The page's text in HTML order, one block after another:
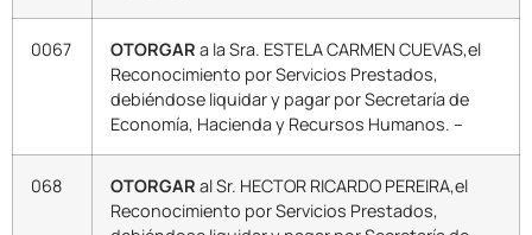
0067 OTORGAR a la Sra. ESTELA CARMEN CUEVAS,el
Reconocimiento por Servicios Prestados,
debiéndose liquidar y pagar por Secretaría de
Economía, Hacienda y Recursos Humanos. –
068 OTORGAR al Sr. HECTOR RICARDO PEREIRA,el
Reconocimiento por Servicios Prestados,